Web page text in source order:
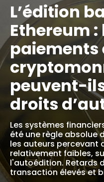
L’édition
Ethereum :
paiements
peuvent-
droits
Les systèmes
été une règle absolue
les auteurs percevant
relativement faibles,
l'autoédition. Retards
transaction élevés et